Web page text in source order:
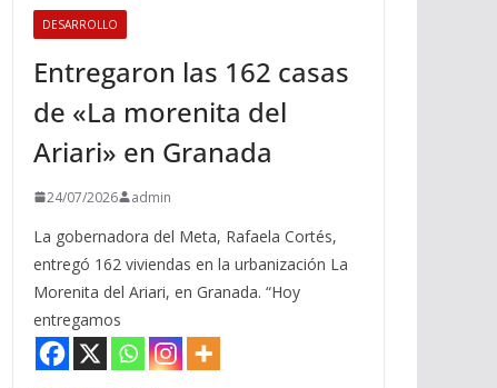
DESARROLLO
Entregaron las 162 casas
de «La morenita del
Ariari» en Granada
24/07/2026 admin
La gobernadora del Meta, Rafaela Cortés,
entregó 162 viviendas en la urbanización La
Morenita del Ariari, en Granada. “Hoy
entregamos